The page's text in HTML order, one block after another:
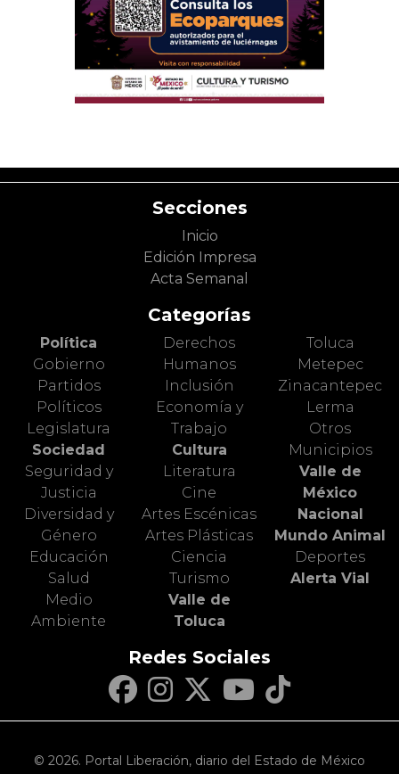
Secciones
Inicio
Edición Impresa
Acta Semanal
Categorías
Política
Gobierno
Partidos
Políticos
Legislatura
Sociedad
Seguridad y
Justicia
Diversidad y
Género
Educación
Salud
Medio
Ambiente
Derechos
Humanos
Inclusión
Economía y
Trabajo
Cultura
Literatura
Cine
Artes Escénicas
Artes Plásticas
Ciencia
Turismo
Valle de
Toluca
Toluca
Metepec
Zinacantepec
Lerma
Otros
Municipios
Valle de
México
Nacional
Mundo Animal
Deportes
Alerta Vial
Redes Sociales
© 2026. Portal Liberación, diario del Estado de México